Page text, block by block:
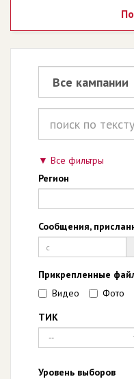
Все фильтры
Регион
Сообщения,
Прикрепленные
Видео
Фото
ТИК
Уровень выборов